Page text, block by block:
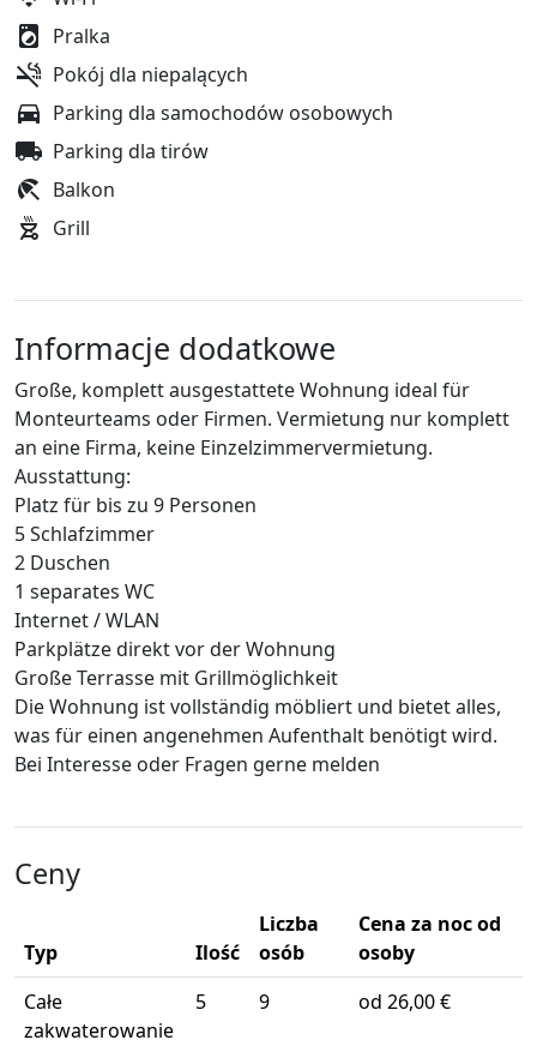
Pralka
Pokój dla niepalących
Parking dla samochodów osobowych
Parking dla tirów
Balkon
Grill
Informacje dodatkowe
Große, komplett ausgestattete Wohnung ideal für
Monteurteams oder Firmen. Vermietung nur komplett
an eine Firma, keine Einzelzimmervermietung.
Ausstattung:
Platz für bis zu 9 Personen
5 Schlafzimmer
2 Duschen
1 separates WC
Internet / WLAN
Parkplätze direkt vor der Wohnung
Große Terrasse mit Grillmöglichkeit
Die Wohnung ist vollständig möbliert und bietet alles,
was für einen angenehmen Aufenthalt benötigt wird.
Bei Interesse oder Fragen gerne melden
Ceny
Typ Ilość
Liczba
osób
Cena za noc od
osoby
Całe
zakwaterowanie
5 9 od 26,00 €